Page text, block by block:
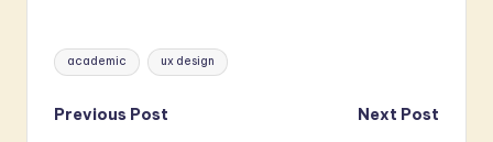
Tags:
academic ux design
Post
Previous Post
Next Post